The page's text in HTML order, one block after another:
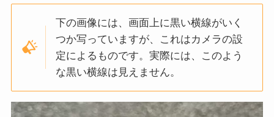
下の画像には、画面上に黒い横線がいく
つか写っていますが、これはカメラの設
定によるものです。実際には、このよう
な黒い横線は見えません。